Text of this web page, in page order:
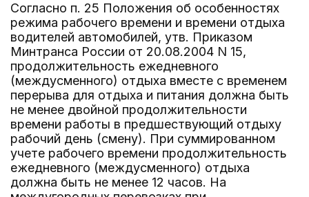
Согласно п. 25 Положения об особенностях
режима рабочего времени и времени отдыха
водителей автомобилей, утв. Приказом
Минтранса России от 20.08.2004 N 15,
продолжительность ежедневного
(междусменного) отдыха вместе с временем
перерыва для отдыха и питания должна быть
не менее двойной продолжительности
времени работы в предшествующий отдыху
рабочий день (смену). При суммированном
учете рабочего времени продолжительность
ежедневного (междусменного) отдыха
должна быть не менее 12 часов. На